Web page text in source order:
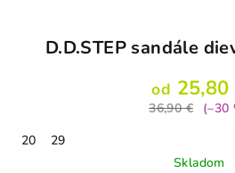
D.D.STEP sandále
od 25,80
36,90 €
(–30
20
29
Skladom